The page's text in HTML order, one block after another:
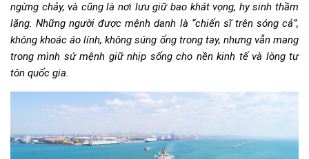
ngừng chảy, và cũng là nơi lưu giữ bao khát vọng, hy sinh thầm
lặng. Những người được mệnh danh là “chiến sĩ trên sóng cả”,
không khoác áo lính, không súng ống trong tay, nhưng vẫn mang
trong mình sứ mệnh giữ nhịp sống cho nền kinh tế và lòng tự
tôn quốc gia.